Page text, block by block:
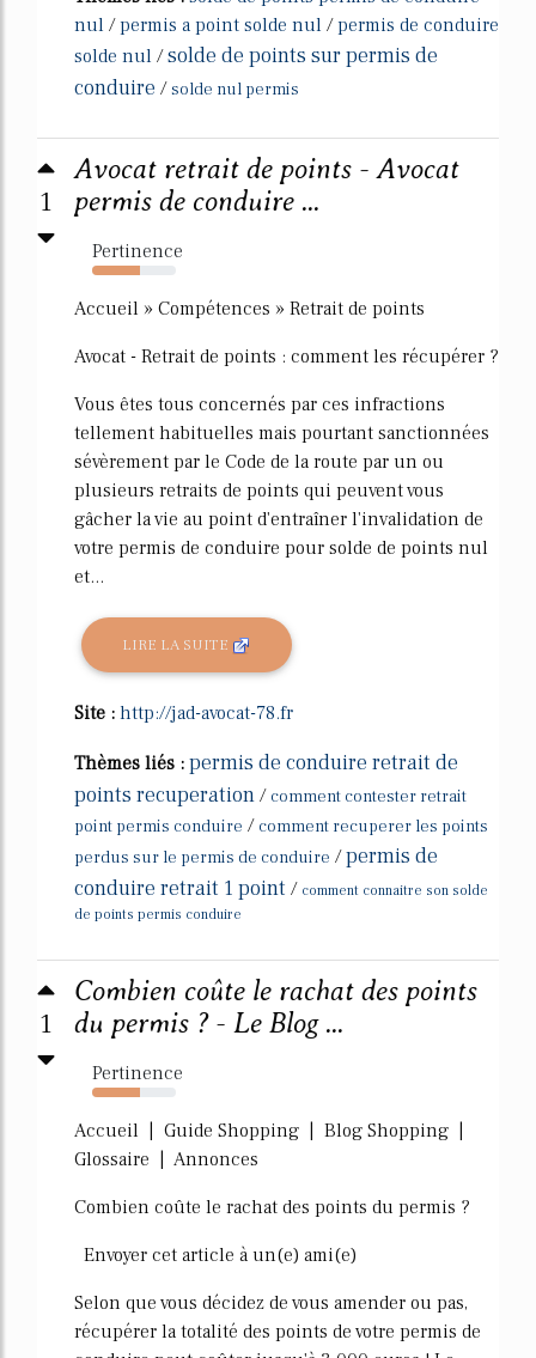
nul /permis a point solde nul /permis de conduire
solde nul /solde de points sur permis de
conduire /solde nul permis
1
Avocat retrait de points - Avocat
permis de conduire ...
Pertinence
57%
Accueil » Compétences » Retrait de points
Avocat - Retrait de points : comment les récupérer ?
Vous êtes tous concernés par ces infractions
tellement habituelles mais pourtant sanctionnées
sévèrement par le Code de la route par un ou
plusieurs retraits de points qui peuvent vous
gâcher la vie au point d'entraîner l'invalidation de
votre permis de conduire pour solde de points nul
et...
LIRE LA SUITE
Site : http://jad-avocat-78.fr
Thèmes liés : permis de conduire retrait de
points recuperation / comment contester retrait
point permis conduire / comment recuperer les points
perdus sur le permis de conduire /permis de
conduire retrait 1 point / comment connaitre son solde
de points permis conduire
1
Combien coûte le rachat des points
du permis ? - Le Blog ...
Pertinence
57%
Accueil | Guide Shopping | Blog Shopping |
Glossaire | Annonces
Combien coûte le rachat des points du permis ?
Envoyer cet article à un(e) ami(e)
Selon que vous décidez de vous amender ou pas,
récupérer la totalité des points de votre permis de